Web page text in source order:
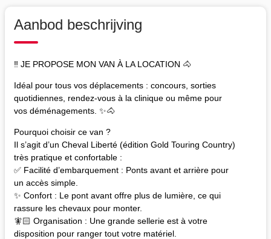
Aanbod beschrijving
‼️ JE PROPOSE MON VAN À LA LOCATION 🐴
Idéal pour tous vos déplacements : concours, sorties
quotidiennes, rendez-vous à la clinique ou même pour
vos déménagements. ✨🐴
Pourquoi choisir ce van ?
Il s’agit d’un Cheval Liberté (édition Gold Touring Country)
très pratique et confortable :
✅ Facilité d’embarquement : Ponts avant et arrière pour
un accès simple.
✨ Confort : Le pont avant offre plus de lumière, ce qui
rassure les chevaux pour monter.
🧚🏻 Organisation : Une grande sellerie est à votre
disposition pour ranger tout votre matériel.